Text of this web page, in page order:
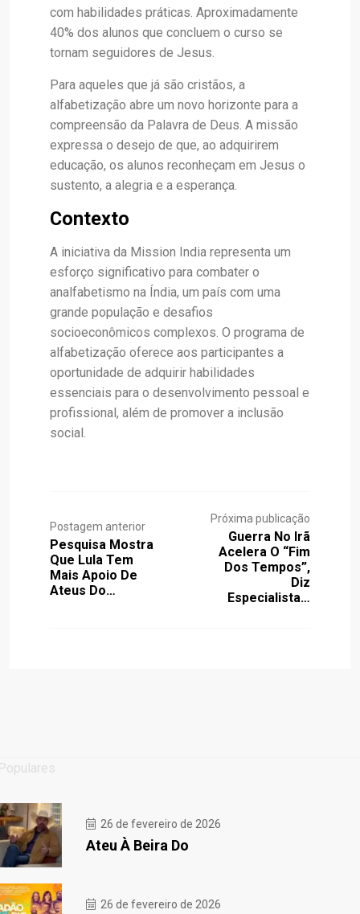
com habilidades práticas. Aproximadamente
40% dos alunos que concluem o curso se
tornam seguidores de Jesus.
Para aqueles que já são cristãos, a
alfabetização abre um novo horizonte para a
compreensão da Palavra de Deus. A missão
expressa o desejo de que, ao adquirirem
educação, os alunos reconheçam em Jesus o
sustento, a alegria e a esperança.
Contexto
A iniciativa da Mission India representa um
esforço significativo para combater o
analfabetismo na Índia, um país com uma
grande população e desafios
socioeconômicos complexos. O programa de
alfabetização oferece aos participantes a
oportunidade de adquirir habilidades
essenciais para o desenvolvimento pessoal e
profissional, além de promover a inclusão
social.
Postagem anterior
Pesquisa Mostra
Que Lula Tem
Mais Apoio De
Ateus Do…
Próxima publicação
Guerra No Irã
Acelera O “fim
Dos Tempos”,
Diz
Especialista…
26 de fevereiro de 2026
Ateu À Beira Do
26 de fevereiro de 2026